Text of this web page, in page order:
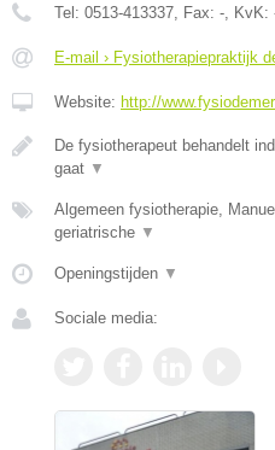
Tel: 0513-413337, Fax: -, KvK:
E-mail › Fysiotherapiepraktijk
Website: http://
De fysiotherapeut behandelt
gaat ▼
Algemeen fysiotherapie,
geriatrische ▼
Openingstijden ▼
Sociale media: